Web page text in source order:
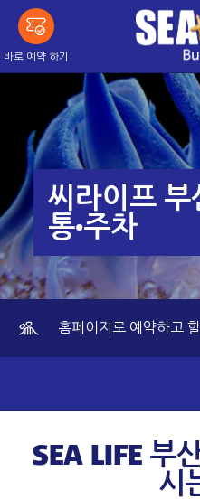
내
용
기
바로 예약 하기
씨라이프
통·주차
홈페이지로 예약하고
SEA LIFE 부
시